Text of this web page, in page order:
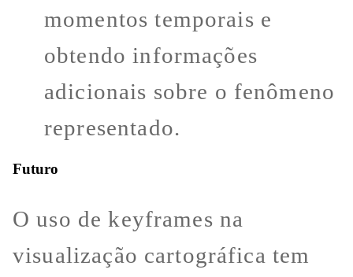
momentos temporais e
obtendo informações
adicionais sobre o fenômeno
representado.
Futuro
O uso de keyframes na
visualização cartográfica tem